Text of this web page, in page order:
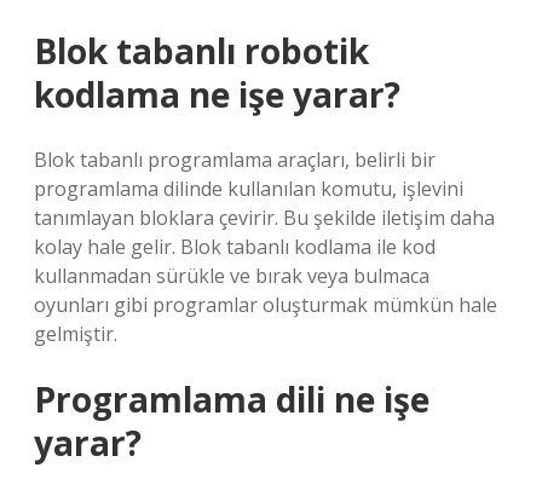
Blok tabanlı robotik
kodlama ne işe yarar?
Blok tabanlı programlama araçları, belirli bir
programlama dilinde kullanılan komutu, işlevini
tanımlayan bloklara çevirir. Bu şekilde iletişim daha
kolay hale gelir. Blok tabanlı kodlama ile kod
kullanmadan sürükle ve bırak veya bulmaca
oyunları gibi programlar oluşturmak mümkün hale
gelmiştir.
Programlama dili ne işe
yarar?